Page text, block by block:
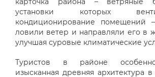
установки которых
кондиционирование помещений
ловили ветер и направляли его в
улучшая суровые климатические
Туристов в районе
изысканная древняя архитектура